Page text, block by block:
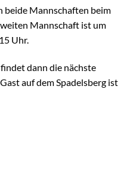
beide Mannschaften beim
Mannschaft ist um
Uhr.
dann die nächste
auf dem Spadelsberg ist